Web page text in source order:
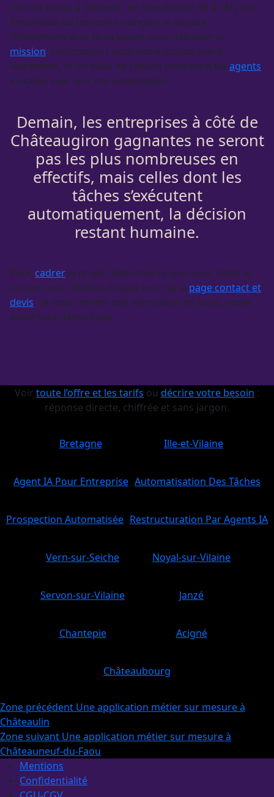
Tout se passe à distance, en semaine de 9h à 18h, sur
l’ensemble du territoire français. Je discute
directement avec le dirigeant pour délimiter la
mission, l’estimation reçoit votre accord avant
lancement, et un bilan de clôture inventorie les agents
installés avec leur documentation.
Demain, les entreprises à côté de
Châteaugiron gagnantes ne seront
pas les plus nombreuses en
effectifs, mais celles dont les
tâches s’exécutent
automatiquement, la décision
restant humaine.
Pour cadrer le projet, dites-moi ce que vous faites et
ce que vous refaites chaque jour via la page contact et
devis : je vous remets une estimation en jours, actée
avant tout démarrage.
Voir toute l’offre et les tarifs ou décrire votre besoin :
réponse directe, chiffrée et sans jargon.
Bretagne Ille-et-Vilaine
Agent IA Pour Entreprise Automatisation Des Tâches
Prospection Automatisée Restructuration Par Agents IA
Vern-sur-Seiche Noyal-sur-Vilaine
Servon-sur-Vilaine Janzé
Chantepie Acigné
Châteaubourg
Zone précédent Une application métier sur mesure à
Châteaulin
Zonesuivant Une application métier sur mesure à
Châteauneuf-du-Faou
Mentions
Confidentialité